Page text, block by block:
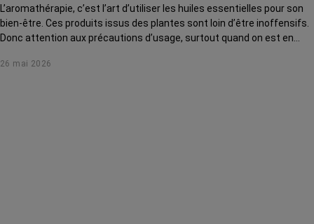
L’aromathérapie, c’est l’art d’utiliser les huiles essentielles pour son
bien-être. Ces produits issus des plantes sont loin d’être inoffensifs.
Donc attention aux précautions d’usage, surtout quand on est en
auprès d’une experte.
26 mai 2026